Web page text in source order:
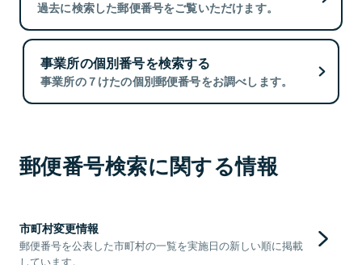
過去に検索した郵便番号をご覧いただけます。
事業所の個別番号を検索する
事業所の７けたの個別郵便番号をお調べします。
郵便番号検索に関する情報
市町村変更情報
郵便番号を公表した市町村の一覧を実施日の新しい順に掲載
しています。